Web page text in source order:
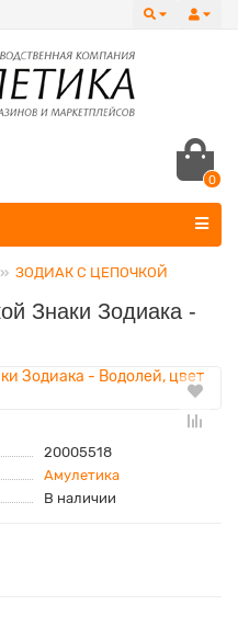
0
ЗОДИАК С ЦЕПОЧКОЙ
Знаки Зодиака -
20005518
Амулетика
В наличии